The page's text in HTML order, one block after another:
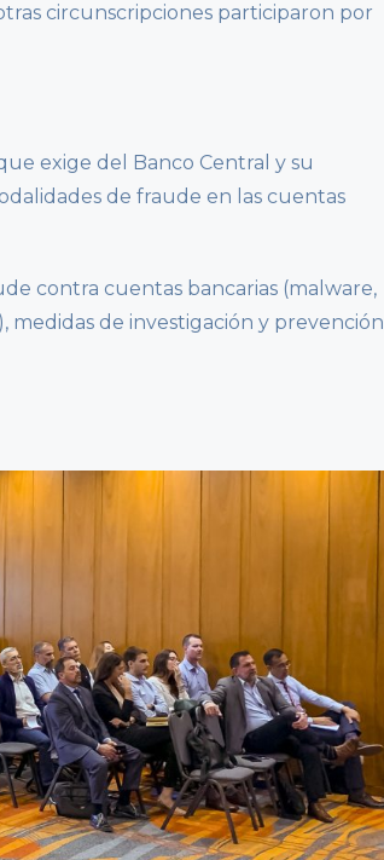
circunscripciones participaron por
exige del Banco Central y su
de fraude en las cuentas
contra cuentas bancarias (malware,
medidas de investigación y prevención